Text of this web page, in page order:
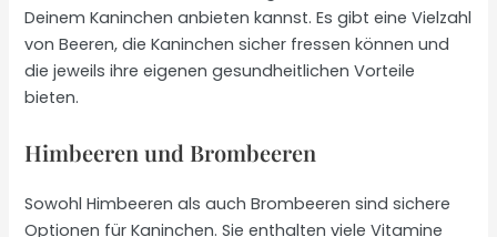
Deinem Kaninchen anbieten kannst. Es gibt eine Vielzahl
von Beeren, die Kaninchen sicher fressen können und
die jeweils ihre eigenen gesundheitlichen Vorteile
bieten.
Himbeeren und Brombeeren
Sowohl Himbeeren als auch Brombeeren sind sichere
Optionen für Kaninchen. Sie enthalten viele Vitamine